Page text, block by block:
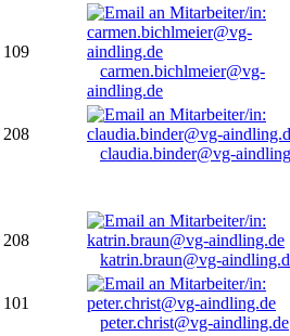
109
carmen.bichlmeier@vg-
aindling.de
208
claudia.binder@vg-
208
katrin.braun@vg-
101
peter.christ@vg-aindling.de